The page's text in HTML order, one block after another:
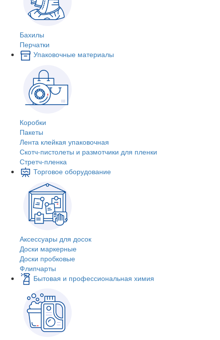
Бахилы
Перчатки
Упаковочные материалы
Коробки
Пакеты
Лента клейкая упаковочная
Скотч-пистолеты и размотчики для пленки
Стретч-пленка
Торговое оборудование
Аксессуары для досок
Доски маркерные
Доски пробковые
Флипчарты
Бытовая и профессиональная химия